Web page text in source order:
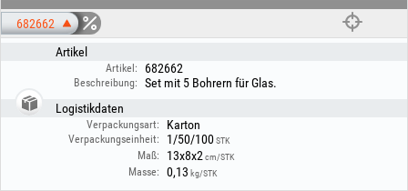
682662
Artikel
Artikel: 682662
Beschreibung:
Set mit 5 Bohrern für Glas.
Logistikdaten
Verpackungsart: Karton
Verpackungseinheit: 1/50/100STK
Maß: 13x8x2 cm/STK
Masse: 0,13 kg/STK